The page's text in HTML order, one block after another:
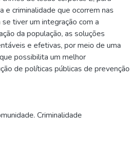
e criminalidade que ocorrem nas
tiver um integração com a
da população, as soluções
e efetivas, por meio de uma
possibilita um melhor
de políticas públicas de prevenção
Criminalidade